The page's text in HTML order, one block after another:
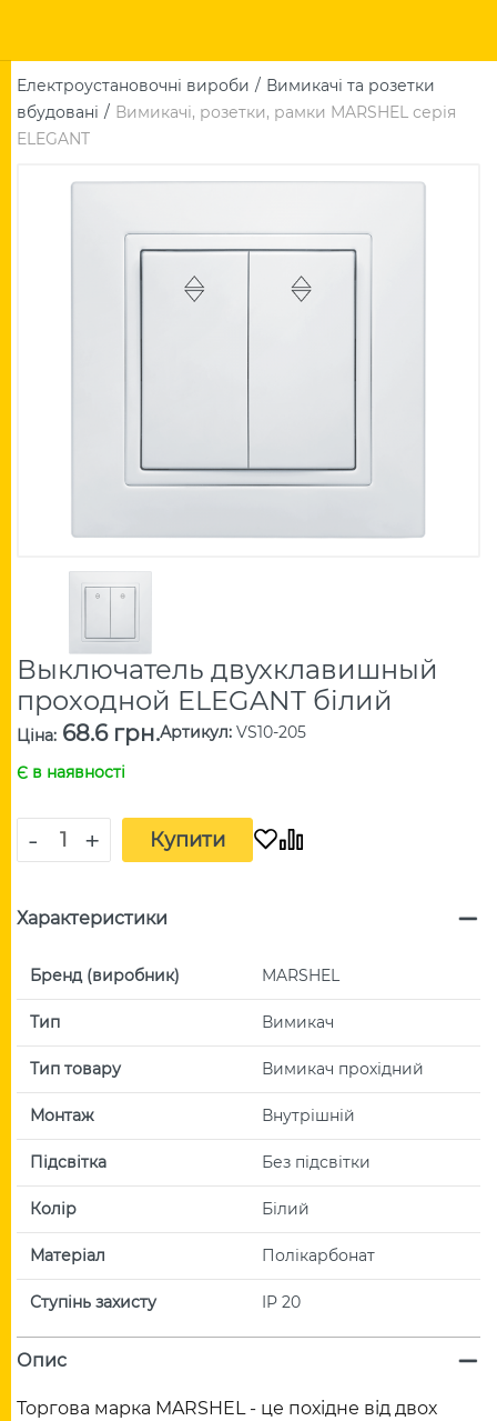
Електроустановочні вироби
Вимикачі та розетки
вбудовані
Вимикачі, розетки, рамки MARSHEL серія
ELEGANT
Выключатель двухклавишный
проходной ELEGANT білий
Ціна: 68.6 грн.Артикул: VS10-205
Є в наявності
- + Купити
Характеристики
Бренд (виробник) MARSHEL
Тип Вимикач
Тип товару Вимикач прохідний
Монтаж Внутрішній
Підсвітка Без підсвітки
Колір Білий
Матеріал Полікарбонат
Ступінь захисту IP 20
Опис
Торгова марка MARSHEL - це похідне від двох